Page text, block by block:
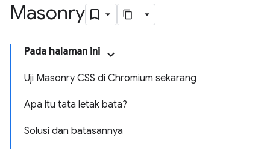
Masonry
Pada halaman ini
Uji Masonry CSS di Chromium sekarang
Apa itu tata letak bata?
Solusi dan batasannya